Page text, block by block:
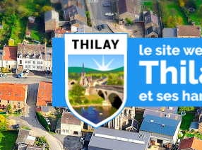
Skip
to
content
Skip
to
left
sidebar
Skip
to
footer